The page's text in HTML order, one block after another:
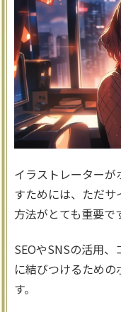
イラストレーター
すためには、ただ
方法がとても重要で
SEOやSNSの活用
に結びつけるため
す。